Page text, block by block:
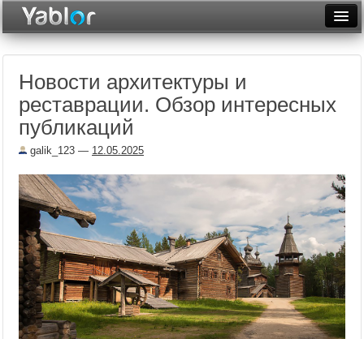
Неделя
Месяц
Архив
Фототоп
Видеотоп
Новости архитектуры и
реставрации. Обзор интересных
публикаций
galik_123 — 12.05.2025